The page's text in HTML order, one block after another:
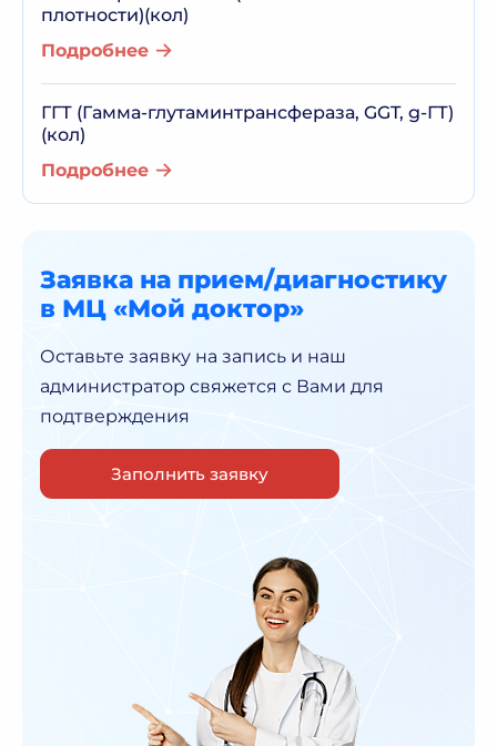
плотности)(кол)
Подробнее
ГГТ (Гамма-глутаминтрансфераза, GGT, g-ГТ)
(кол)
Подробнее
Заявка на прием/диагностику
в МЦ «Мой доктор»
Оставьте заявку на запись и наш
администратор свяжется с Вами для
подтверждения
Заполнить заявку